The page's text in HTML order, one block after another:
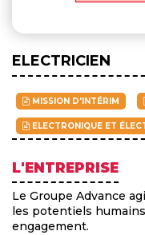
ELECTRICIEN
MISSION D'INTÉRIM
ELECTRONIQUE ET
L'ENTREPRISE
Le Groupe Advance
les potentiels
engagement.